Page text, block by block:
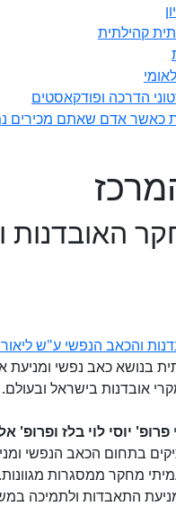
קהילתית
הדרכה ופודקאסטים
כאשר אדם שאתם מכירים
האובדנות
והכאב הנפשי ע"ש
בנושא כאב נפשי ומניעת
אובדנות בישראל ובעולם.
פרופ' יוסי לוי בלז ופרופ'
בתחום הכאב הנפשי
מחקר ממסגרות
התאבדות ולתמיכה